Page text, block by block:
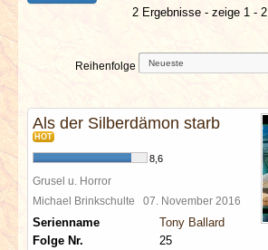
BERICHTE
VERLOSUNGEN
SPECIALS
REDAKTION
LINKS
2 Ergebnisse - zeige 1 - 2
Reihenfolge
Als der Silberdämon starb
HOT
8,6
Grusel u. Horror
Michael Brinkschulte 07. November 2016
Serienname
Tony Ballard
Folge Nr.
25